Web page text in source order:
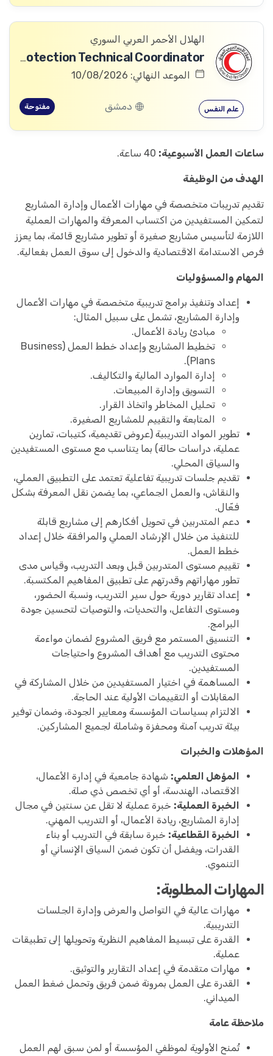
الهلال الأحمر العربي السوري
Community Services and Protection Technical Coordinator
الموعد النهائي: 10/08/2026
علم النفس دمشق مفتوحة
ساعات العمل الأسبوعية:
الهدف من الوظيفة
تقديم تدريبات متخصصة في مهارات الأعمال وإدارة المشاريع
لتمكين المستفيدين من اكتساب المعرفة والمهارات العملية
اللازمة لتأسيس مشاريع صغيرة أو تطوير مشاريع قائمة، بما يعزز
فرص الاستدامة الاقتصادية والدخول إلى سوق العمل بفعالية.
المهام والمسؤوليات
إعداد وتنفيذ برامج تدريبية متخصصة في مهارات الأعمال
وإدارة المشاريع، تشمل على سبيل المثال:
مبادئ ريادة الأعمال.
تخطيط المشاريع وإعداد خطط العمل (Business
Plans).
إدارة الموارد المالية والتكاليف.
التسويق وإدارة المبيعات.
تحليل المخاطر واتخاذ القرار.
المتابعة والتقييم للمشاريع الصغيرة.
تطوير المواد التدريبية (عروض تقديمية، كتيبات، تمارين
عملية، دراسات حالة) بما يتناسب مع مستوى المستفيدين
والسياق المحلي.
تقديم جلسات تدريبية تفاعلية تعتمد على التطبيق العملي،
والنقاش، والعمل الجماعي، بما يضمن نقل المعرفة بشكل
فعّال.
دعم المتدربين في تحويل أفكارهم إلى مشاريع قابلة
للتنفيذ من خلال الإرشاد العملي والمرافقة خلال إعداد
خطط العمل.
تقييم مستوى المتدربين قبل وبعد التدريب، وقياس مدى
تطور مهاراتهم وقدرتهم على تطبيق المفاهيم المكتسبة.
إعداد تقارير دورية حول سير التدريب، ونسبة الحضور،
ومستوى التفاعل، والتحديات، والتوصيات لتحسين جودة
البرامج.
التنسيق المستمر مع فريق المشروع لضمان مواءمة
محتوى التدريب مع أهداف المشروع واحتياجات
المستفيدين.
المساهمة في اختيار المستفيدين من خلال المشاركة في
المقابلات أو التقييمات الأولية عند الحاجة.
الالتزام بسياسات المؤسسة ومعايير الجودة، وضمان توفير
بيئة تدريب آمنة ومحفزة وشاملة لجميع المشاركين.
المؤهلات والخبرات
المؤهل العلمي: شهادة جامعية في إدارة الأعمال،
الاقتصاد، الهندسة، أو أي تخصص ذي صلة.
الخبرة العملية: خبرة عملية لا تقل عن سنتين في مجال
إدارة المشاريع، ريادة الأعمال، أو التدريب المهني.
الخبرة القطاعية: خبرة سابقة في التدريب أو بناء
القدرات، ويفضل أن تكون ضمن السياق الإنساني أو
التنموي.
المهارات المطلوبة:
مهارات عالية في التواصل والعرض وإدارة الجلسات
التدريبية.
القدرة على تبسيط المفاهيم النظرية وتحويلها إلى تطبيقات
عملية.
مهارات متقدمة في إعداد التقارير والتوثيق.
القدرة على العمل بمرونة ضمن فريق وتحمل ضغط العمل
الميداني.
ملاحظة عامة
تُمنح الأولوية لموظفي المؤسسة أو لمن سبق لهم العمل